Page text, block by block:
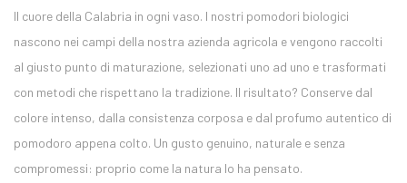
Il cuore della Calabria in ogni vaso. I nostri pomodori biologici
nascono nei campi della nostra azienda agricola e vengono raccolti
al giusto punto di maturazione, selezionati uno ad uno e trasformati
con metodi che rispettano la tradizione. Il risultato? Conserve dal
colore intenso, dalla consistenza corposa e dal profumo autentico di
pomodoro appena colto. Un gusto genuino, naturale e senza
compromessi: proprio come la natura lo ha pensato.